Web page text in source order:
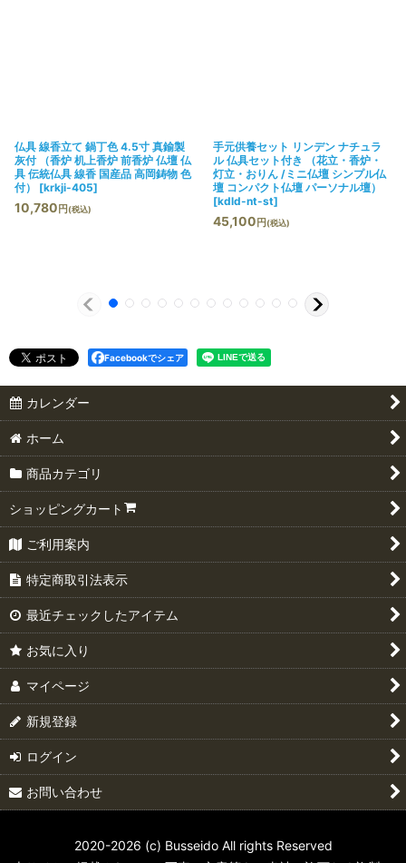
仏具 線香立て 鍋丁色 4.5寸 真鍮製
灰付 （香炉 机上香炉 前香炉 仏壇 仏
具 伝統仏具 線香 国産品 高岡鋳物 色
付）
[krkji-405]
10,780 円 (税込)
手元供養セット リンデン ナチュラ
ル 仏具セット付き （花立・香炉・
灯立・おりん /ミニ仏壇 シンプル仏
壇 コンパクト仏壇 パーソナル壇）
[kdld-nt-st]
45,100 円 (税込)
Facebookでシェア
カレンダー
ホーム
商品カテゴリ
ショッピングカート
ご利用案内
特定商取引法表示
最近チェックしたアイテム
お気に入り
マイページ
新規登録
ログイン
お問い合わせ
2020-2026 (c) Busseido All rights Reserved